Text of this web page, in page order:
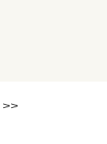
>>